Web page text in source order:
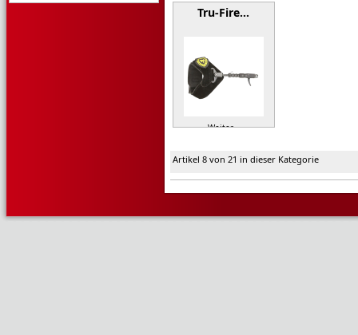
Tru-Fire…
Weiter »
Artikel 8 von 21 in dieser Kategorie